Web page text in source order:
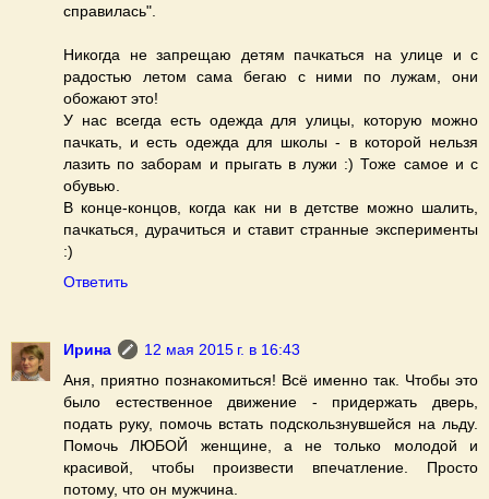
справилась".
Никогда не запрещаю детям пачкаться на улице и с
радостью летом сама бегаю с ними по лужам, они
обожают это!
У нас всегда есть одежда для улицы, которую можно
пачкать, и есть одежда для школы - в которой нельзя
лазить по заборам и прыгать в лужи :) Тоже самое и с
обувью.
В конце-концов, когда как ни в детстве можно шалить,
пачкаться, дурачиться и ставит странные эксперименты
:)
Ответить
Ирина
12 мая 2015 г. в 16:43
Аня, приятно познакомиться! Всё именно так. Чтобы это
было естественное движение - придержать дверь,
подать руку, помочь встать подскользнувшейся на льду.
Помочь ЛЮБОЙ женщине, а не только молодой и
красивой, чтобы произвести впечатление. Просто
потому, что он мужчина.